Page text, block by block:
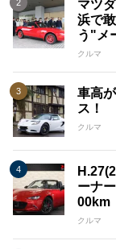
マツ
浜で
う"メ
クルマ
車高
ス！
クルマ
ーナ
00km
クルマ